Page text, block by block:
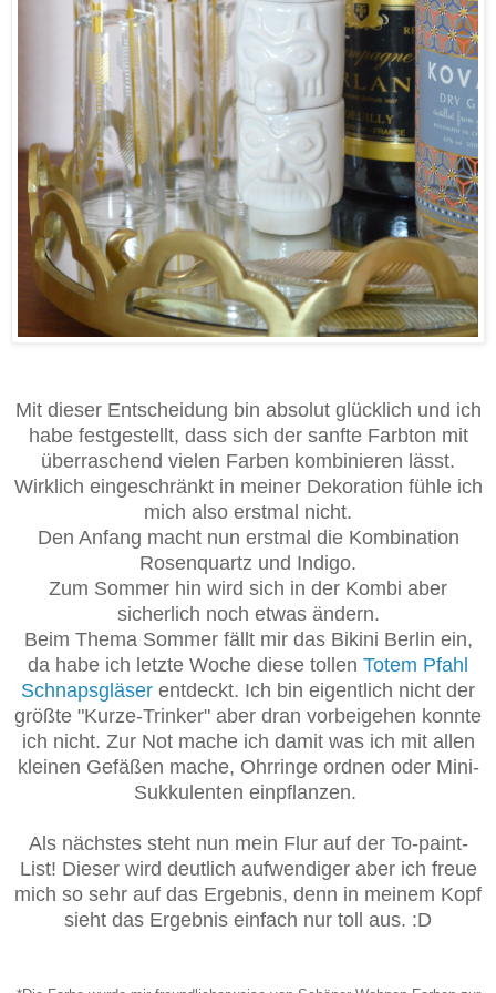
Mit dieser Entscheidung bin absolut glücklich und ich
habe festgestellt, dass sich der sanfte Farbton mit
überraschend vielen Farben kombinieren lässt.
Wirklich eingeschränkt in meiner Dekoration fühle ich
mich also erstmal nicht.
Den Anfang macht nun erstmal die Kombination
Rosenquartz und Indigo.
Zum Sommer hin wird sich in der Kombi aber
sicherlich noch etwas ändern.
Beim Thema Sommer fällt mir das Bikini Berlin ein,
da habe ich letzte Woche diese tollen Totem Pfahl
Schnapsgläser entdeckt. Ich bin eigentlich nicht der
größte "Kurze-Trinker" aber dran vorbeigehen konnte
ich nicht. Zur Not mache ich damit was ich mit allen
kleinen Gefäßen mache, Ohrringe ordnen oder Mini-
Sukkulenten einpflanzen.
Als nächstes steht nun mein Flur auf der To-paint-
List! Dieser wird deutlich aufwendiger aber ich freue
mich so sehr auf das Ergebnis, denn in meinem Kopf
sieht das Ergebnis einfach nur toll aus. :D